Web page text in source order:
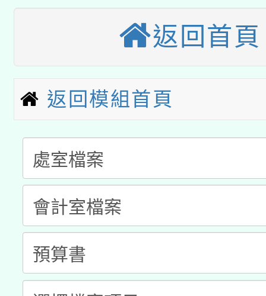
用水績優單位及節水達
開 智慧啟航」
2026年桃園地景藝術
本校115學年度第2次
招甄選結果公告(無人
招)
適應運動共學行動站研
本館辦理115年度閱讀
暨閱讀推動專業研習
礎課程
A3數位素養講師名單
「數位內容與教學軟體
pilot」
有關大陸委員會函釋公
薪期間赴陸應申請許可
轉知經濟部水利署委託
業技術研究院辦理「
115年8月22日(星期六
返回首頁
返回模組首頁